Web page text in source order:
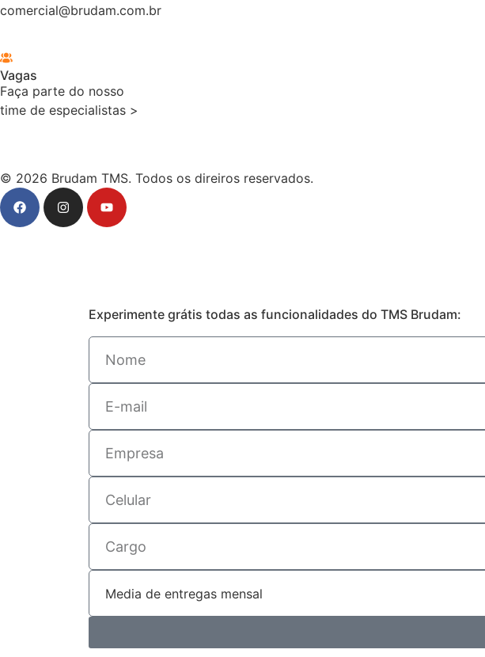
comercial@brudam.com.br
Vagas
Faça parte do nosso
time de especialistas >
© 2026 Brudam TMS. Todos os direiros reservados.
Experimente grátis todas as funcionalidades do TMS Brudam: